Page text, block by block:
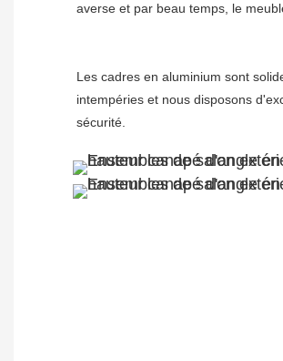
Les cadres en aluminium sont
intempéries et nous disposons